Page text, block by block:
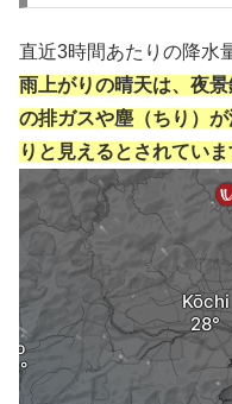
直近3時間あたりの降水
雨上がりの晴天は、夜
の排ガスや塵（ちり）
りと見えるとされていま